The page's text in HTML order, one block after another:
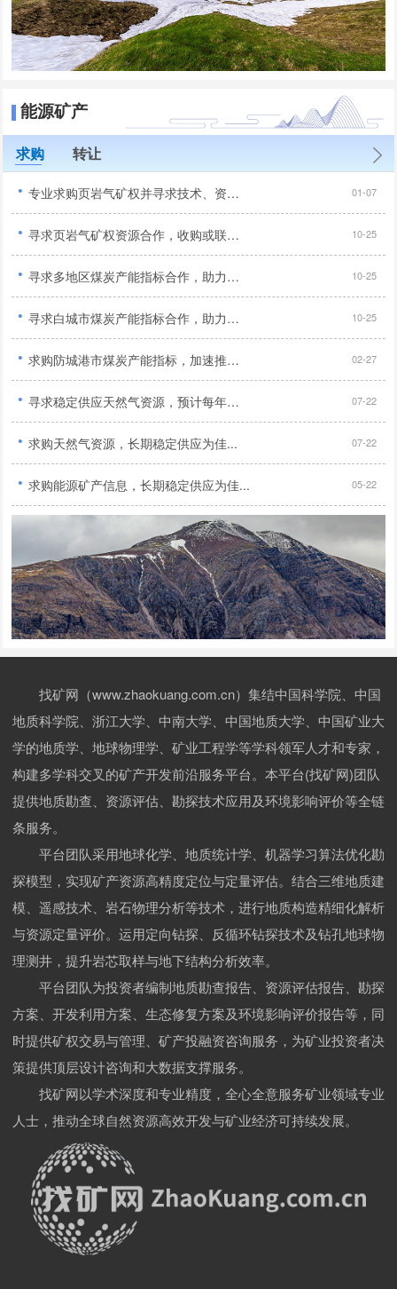
能源矿产
求购 转让
· 专业求购页岩气矿权并寻求技术、资金、管理全方位合作开采伙伴... 01-07
· 寻求页岩气矿权资源合作，收购或联合开采优质项目... 10-25
· 寻求多地区煤炭产能指标合作，助力矿山扩产升级... 10-25
· 寻求白城市煤炭产能指标合作，助力矿山扩产增效... 10-25
· 求购防城港市煤炭产能指标，加速推进企业生产... 02-27
· 寻求稳定供应天然气资源，预计每年需求量约为2000万立方米... 07-22
· 求购天然气资源，长期稳定供应为佳... 07-22
· 求购能源矿产信息，长期稳定供应为佳... 05-22
找矿网（www.zhaokuang.com.cn）集结中国科学院、中国
地质科学院、浙江大学、中南大学、中国地质大学、中国矿业大
学的地质学、地球物理学、矿业工程学等学科领军人才和专家，
构建多学科交叉的矿产开发前沿服务平台。本平台(找矿网)团队
提供地质勘查、资源评估、勘探技术应用及环境影响评价等全链
条服务。
平台团队采用地球化学、地质统计学、机器学习算法优化勘
探模型，实现矿产资源高精度定位与定量评估。结合三维地质建
模、遥感技术、岩石物理分析等技术，进行地质构造精细化解析
与资源定量评价。运用定向钻探、反循环钻探技术及钻孔地球物
理测井，提升岩芯取样与地下结构分析效率。
平台团队为投资者编制地质勘查报告、资源评估报告、勘探
方案、开发利用方案、生态修复方案及环境影响评价报告等，同
时提供矿权交易与管理、矿产投融资咨询服务，为矿业投资者决
策提供顶层设计咨询和大数据支撑服务。
找矿网以学术深度和专业精度，全心全意服务矿业领域专业
人士，推动全球自然资源高效开发与矿业经济可持续发展。